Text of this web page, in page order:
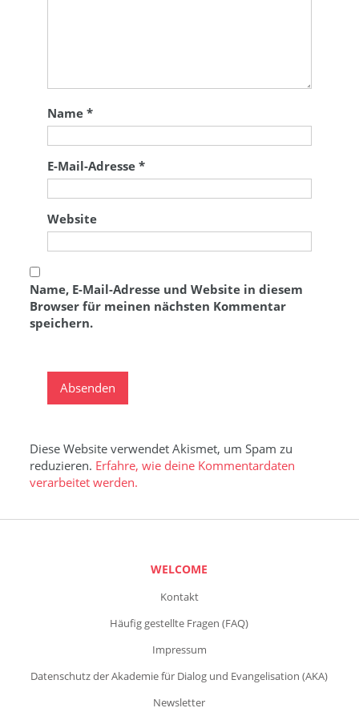
Name*
E-Mail-Adresse*
Website
Name, E-Mail-Adresse und Website in diesem
Browser für meinen nächsten Kommentar
speichern.
Diese Website verwendet Akismet, um Spam zu
reduzieren. Erfahre, wie deine Kommentardaten
verarbeitet werden.
WELCOME
Kontakt
Häufig gestellte Fragen (FAQ)
Impressum
Datenschutz der Akademie für Dialog und Evangelisation (AKA)
Newsletter